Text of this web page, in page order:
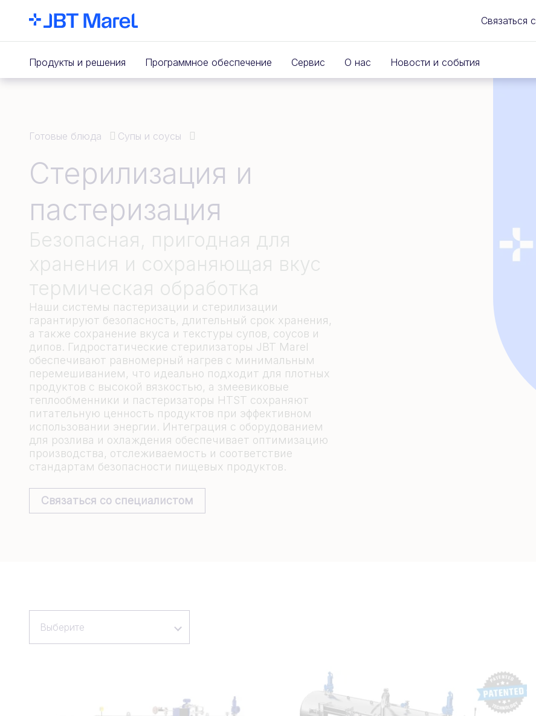
Связаться с
Продукты и решения Программное обеспечение Сервис О нас Новости и события
Готовые блюда Супы и соусы
Стерилизация и
пастеризация
Безопасная, пригодная для
хранения и сохраняющая вкус
термическая обработка
Наши системы пастеризации и стерилизации
гарантируют безопасность, длительный срок хранения,
а также сохранение вкуса и текстуры супов, соусов и
дипов. Гидростатические стерилизаторы JBT Marel
обеспечивают равномерный нагрев с минимальным
перемешиванием, что идеально подходит для плотных
продуктов с высокой вязкостью, а змеевиковые
теплообменники и пастеризаторы HTST сохраняют
питательную ценность продуктов при эффективном
использовании энергии. Интеграция с оборудованием
для розлива и охлаждения обеспечивает оптимизацию
производства, отслеживаемость и соответствие
стандартам безопасности пищевых продуктов.
Связаться со специалистом
Выберите